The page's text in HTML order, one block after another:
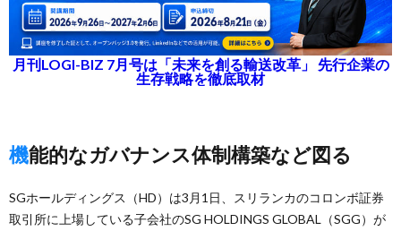
月刊LOGI-BIZ 7月号は「未来を創る輸送改革」 先行企業の
生存戦略を徹底取材
機能的なガバナンス体制構築など図る
SGホールディングス（HD）は3月1日、スリランカのコロンボ証券
取引所に上場している子会社のSG HOLDINGS GLOBAL（SGG）が